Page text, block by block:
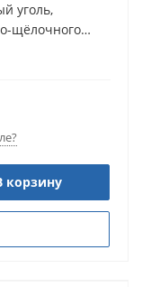
уголь,
щёлочного
из
Срок
корзину